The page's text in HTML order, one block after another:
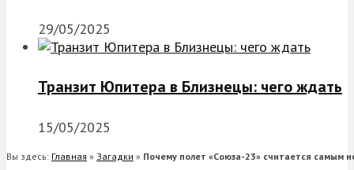
29/05/2025
Транзит Юпитера в Близнецы: чего ждать
15/05/2025
Вы здесь: Главная » Загадки » Почему полет «Союза-23» считается самым